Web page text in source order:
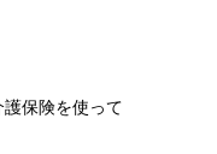
保険を使って